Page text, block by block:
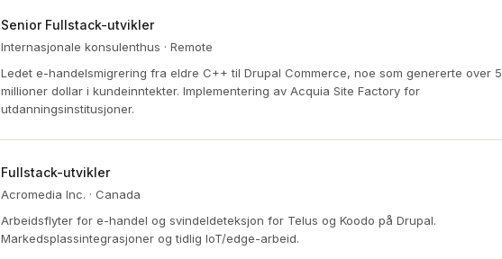
Senior Fullstack-utvikler
Internasjonale konsulenthus · Remote
Ledet e-handelsmigrering fra eldre C++ til Drupal Commerce, noe som genererte over 5
millioner dollar i kundeinntekter. Implementering av Acquia Site Factory for
utdanningsinstitusjoner.
Fullstack-utvikler
Acromedia Inc. · Canada
Arbeidsflyter for e-handel og svindeldeteksjon for Telus og Koodo på Drupal.
Markedsplassintegrasjoner og tidlig IoT/edge-arbeid.